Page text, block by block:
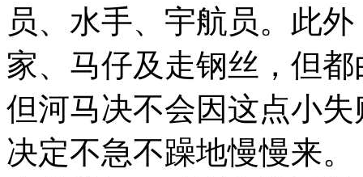
员、水手、宇航员。此
家、马仔及走钢丝，但
但河马决不会因这点小
决定不急不躁地慢慢来。